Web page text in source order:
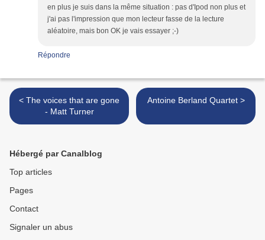
en plus je suis dans la même situation : pas d'Ipod non plus et
j'ai pas l'impression que mon lecteur fasse de la lecture
aléatoire, mais bon OK je vais essayer ;-)
Répondre
< The voices that are gone
- Matt Turner
Antoine Berland Quartet >
Hébergé par Canalblog
Top articles
Pages
Contact
Signaler un abus